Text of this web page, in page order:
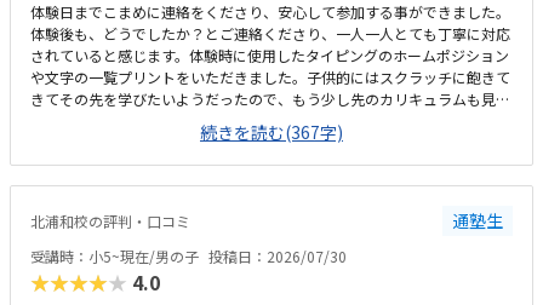
体験日までこまめに連絡をくださり、安心して参加する事ができました。
体験後も、どうでしたか？とご連絡くださり、一人一人とても丁寧に対応
されていると感じます。体験時に使用したタイピングのホームポジション
や文字の一覧プリントをいただきました。子供的にはスクラッチに飽きて
きてその先を学びたいようだったので、もう少し先のカリキュラムも見た
かったです。家から歩いて通える程近く、自転車もとめられる場所があっ
たので、通いやすさは申し分ありませんでした。教室の雰囲気は、特に問
題ありませんでした。人数が多すぎたり狭すぎたりする事もなく、女性の
方が優しく対応してくださり、子供も安心して参加していました。コエテ
で、1レッスンずつ受けられると勘違いしていた私にとっては少し高く感
じました。
続きを読む(367字)
北浦和校の評判・口コミ 通塾生
受講時：小5~現在/男の子 投稿日：2026/07/30
★★★★★ 4.0